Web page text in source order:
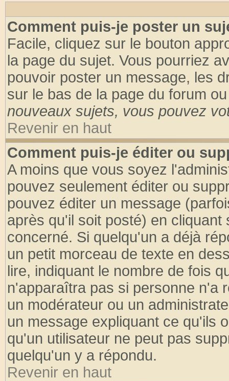
Comment puis-je poster un
Facile, cliquez sur le bouton
la page du sujet. Vous pourriez
pouvoir poster un message, les
sur le bas de la page du forum
nouveaux sujets, vous pouvez
Revenir en haut
Comment puis-je éditer ou
A moins que vous soyez
pouvez seulement éditer ou
pouvez éditer un message
après qu'il soit posté) en
concerné. Si quelqu'un a déjà
un petit morceau de texte en
lire, indiquant le nombre de fois
n'apparaîtra pas si personne n'a
un modérateur ou un
un message expliquant ce qu'ils
qu'un utilisateur ne peut pas
quelqu'un y a répondu.
Revenir en haut